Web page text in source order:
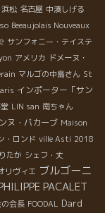
浜松 名古屋 中湊しげる
Beeaujolais Nouveaux
サンフォニー・テイステ
アメリカ ドメーヌ・
マルゴの中島さん St
インポーター「サン
LIN san 南ちゃん
ヌ・バカーブ Maison
・ロンド ville Asti 2018
たか シェフ・丈
リヴィエ ブルゴーニ
PACALET
会長 FOODAL Dard